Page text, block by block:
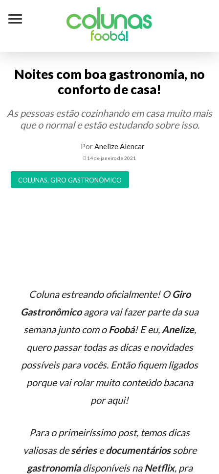
Colunas
foobá!
Noites com boa gastronomia, no
conforto de casa!
As pessoas estão cozinhando em casa muito mais
que o normal e estão estudando sobre isso.
PorAnelize Alencar
14 de janeiro de 2021
COLUNAS,GIRO GASTRONÔMICO
Coluna estreando oficialmente! O Giro
Gastronômicoagora vai fazer parte da sua
semana junto com o Foobá! E eu, Anelize,
quero passar todas as dicas e novidades
possíveis para vocês. Então fiquem ligados
porque vai rolar muito conteúdo bacana
por aqui!
Para o primeiríssimo post, temos dicas
valiosas desériesedocumentários sobre
gastronomiadisponíveis na Netflix, pra